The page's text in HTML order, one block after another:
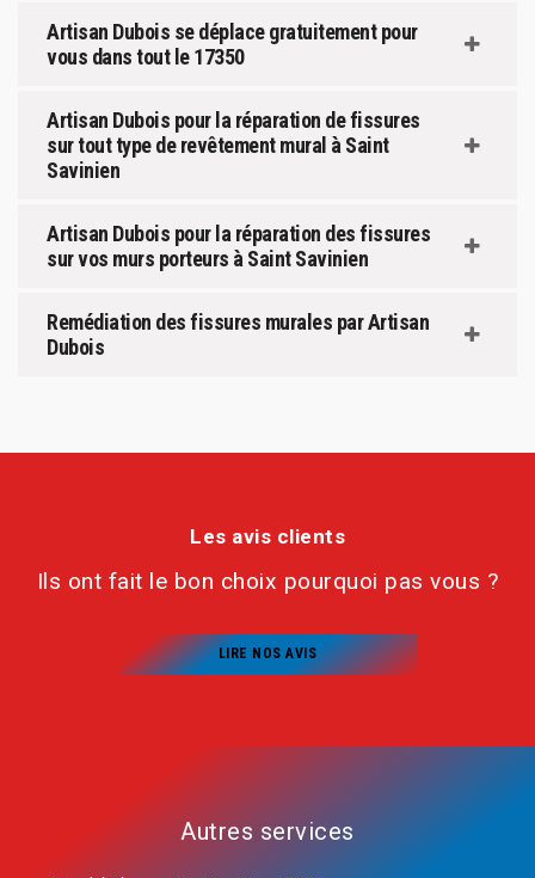
Artisan Dubois se déplace gratuitement pour
vous dans tout le 17350
Artisan Dubois pour la réparation de fissures
sur tout type de revêtement mural à Saint
Savinien
Artisan Dubois pour la réparation des fissures
sur vos murs porteurs à Saint Savinien
Remédiation des fissures murales par Artisan
Dubois
Les avis clients
Ils ont fait le bon choix pourquoi pas vous ?
LIRE NOS AVIS
Autres services